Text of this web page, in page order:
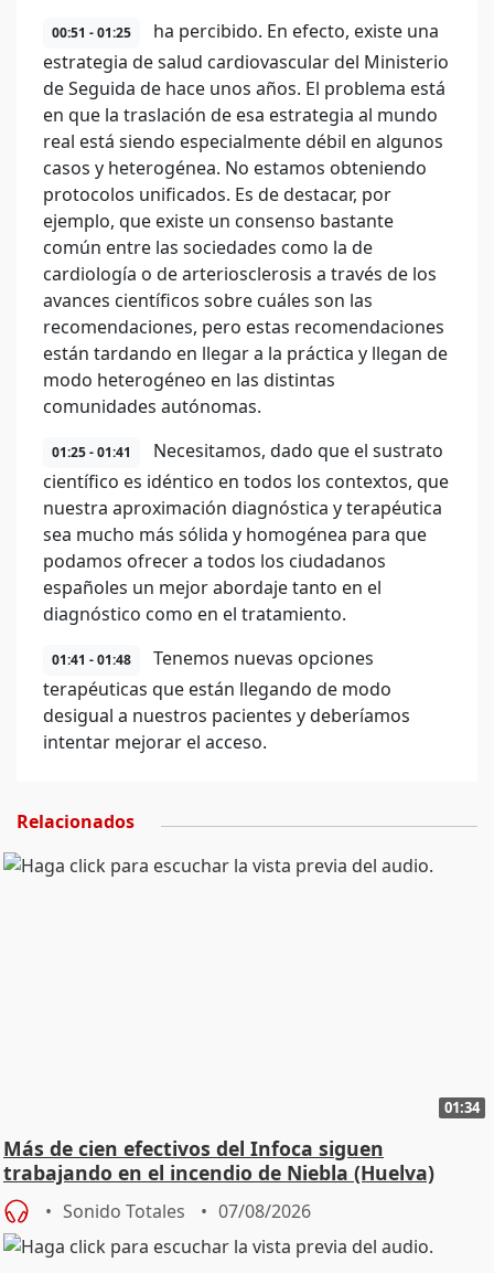
00:51 - 01:25
ha percibido. En efecto, existe una
estrategia de salud cardiovascular del Ministerio
de Seguida de hace unos años. El problema está
en que la traslación de esa estrategia al mundo
real está siendo especialmente débil en algunos
casos y heterogénea. No estamos obteniendo
protocolos unificados. Es de destacar, por
ejemplo, que existe un consenso bastante
común entre las sociedades como la de
cardiología o de arteriosclerosis a través de los
avances científicos sobre cuáles son las
recomendaciones, pero estas recomendaciones
están tardando en llegar a la práctica y llegan de
modo heterogéneo en las distintas
comunidades autónomas.
01:25 - 01:41
Necesitamos, dado que el sustrato
científico es idéntico en todos los contextos, que
nuestra aproximación diagnóstica y terapéutica
sea mucho más sólida y homogénea para que
podamos ofrecer a todos los ciudadanos
españoles un mejor abordaje tanto en el
diagnóstico como en el tratamiento.
01:41 - 01:48
Tenemos nuevas opciones
terapéuticas que están llegando de modo
desigual a nuestros pacientes y deberíamos
intentar mejorar el acceso.
Relacionados
01:34
Más de cien efectivos del Infoca siguen
trabajando en el incendio de Niebla (Huelva)
Sonido Totales 07/08/2026